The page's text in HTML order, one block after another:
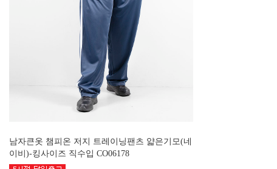
남자큰옷 챔피온 저지 트레이닝팬츠 얇은기모(네
이비)-킹사이즈 직수입 CO06178